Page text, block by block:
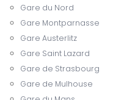
Gare du Nord
Gare Montparnasse
Gare Austerlitz
Gare Saint Lazard
Gare de Strasbourg
Gare de Mulhouse